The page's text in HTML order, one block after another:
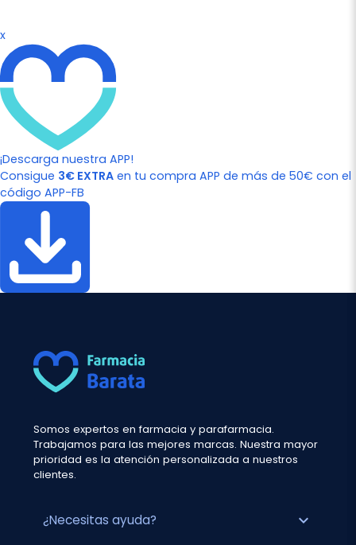
x
¡Descarga nuestra APP!
Consigue 3€ EXTRA en tu compra APP de más de 50€ con el
código APP-FB
Somos expertos en farmacia y parafarmacia.
Trabajamos para las mejores marcas. Nuestra mayor
prioridad es la atención personalizada a nuestros
clientes.
¿Necesitas ayuda? expand_more